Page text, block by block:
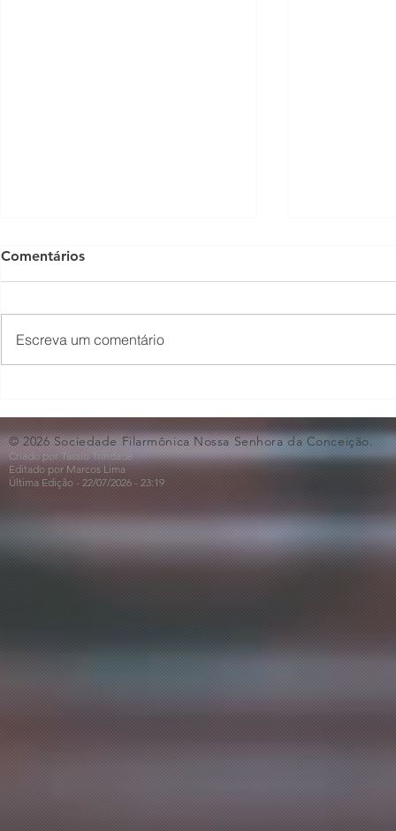
🎵🎶
ao Dia dos
Comentários
Escreva um comentário
© 2026 Sociedade Filarmônica Nossa Senhora da Conceição.
Criado por Tássio Trindade
Editado por Marcos Lima
Última Edição - 22/07/2026 - 23:19